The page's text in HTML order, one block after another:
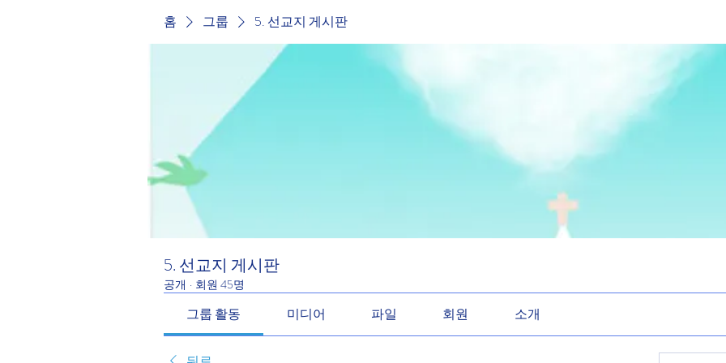
홈 그룹 5. 선교지 게시판
5. 선교지 게시판
공개 · 회원 45명
그룹 활동 미디어 파일 회원 소개